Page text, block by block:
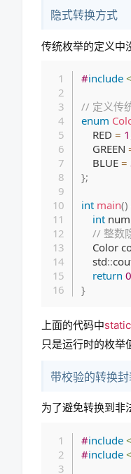
隐式转换方式
传统枚举的定义中
#include
// 定义传
enum
    RED
= 1
    GREEN
    BLUE
=
};
int main()
int num
// 整数
Color
    std
::
return 0
}
上面的代码中
只是运行时的枚举
带校验的转换封
为了避免转换到非
#include
#include